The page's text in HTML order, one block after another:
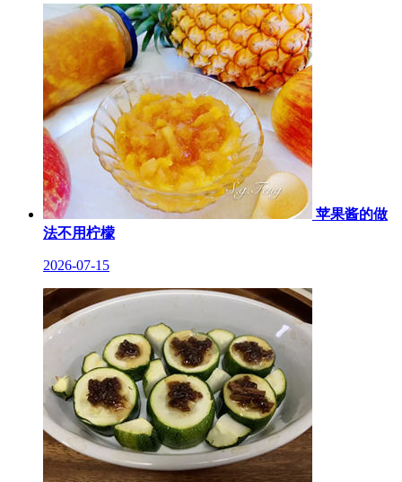
苹果酱的做
法不用柠檬
2026-07-15